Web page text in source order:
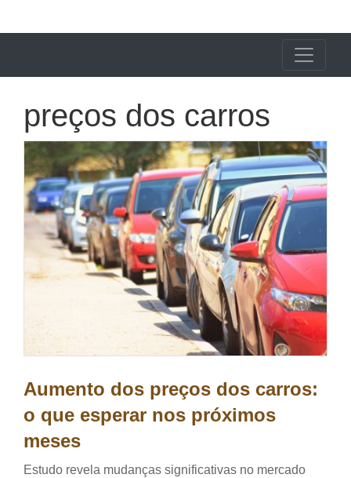
preços dos carros
Aumento dos preços dos carros:
o que esperar nos próximos
meses
Estudo revela mudanças significativas no mercado